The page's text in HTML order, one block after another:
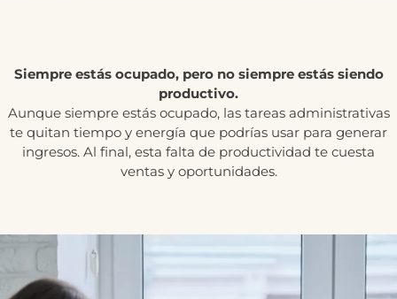
Siempre estás ocupado, pero no siempre estás siendo
productivo.
Aunque siempre estás ocupado, las tareas administrativas
te quitan tiempo y energía que podrías usar para generar
ingresos. Al final, esta falta de productividad te cuesta
ventas y oportunidades.